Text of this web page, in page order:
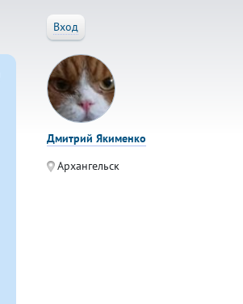
Вход
Дмитрий Якименко
Архангельск